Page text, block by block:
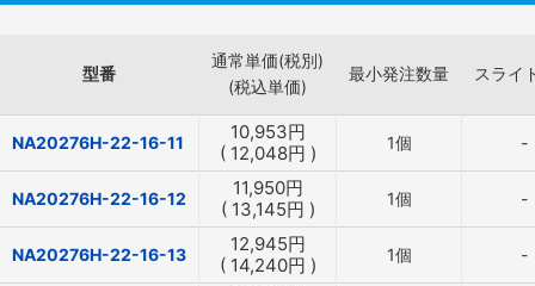
型番
通常単価(税別)
(税込単価)
最小発注数量 スライ
NA20276H-22-16-11 10,953円
( 12,048円 ) 1個 -
NA20276H-22-16-12 11,950円
( 13,145円 ) 1個 -
NA20276H-22-16-13 12,945円
( 14,240円 ) 1個 -